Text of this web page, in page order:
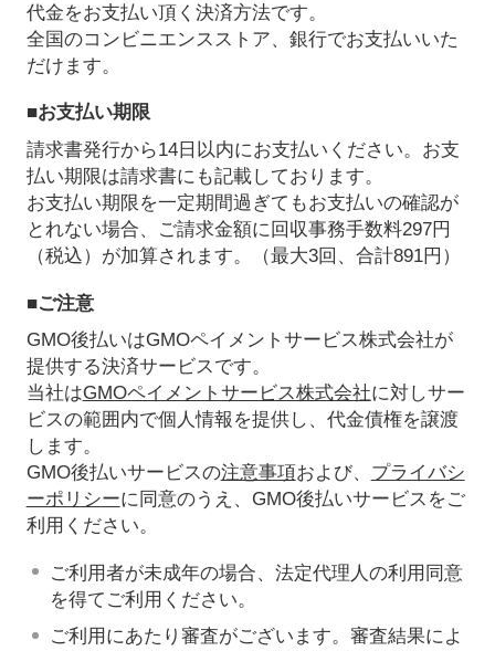
代金をお支払い頂く決済方法です。
全国のコンビニエンスストア、銀行でお支払いいた
だけます。
■お支払い期限
請求書発行から14日以内にお支払いください。お支
払い期限は請求書にも記載しております。
お支払い期限を一定期間過ぎてもお支払いの確認が
とれない場合、ご請求金額に回収事務手数料297円
（税込）が加算されます。（最大3回、合計891円）
■ご注意
GMO後払いはGMOペイメントサービス株式会社が
提供する決済サービスです。
当社はGMOペイメントサービス株式会社に対しサー
ビスの範囲内で個人情報を提供し、代金債権を譲渡
します。
GMO後払いサービスの注意事項および、 プライバシ
ーポリシーに同意のうえ、GMO後払いサービスをご
利用ください。
ご利用者が未成年の場合、法定代理人の利用同意
を得てご利用ください。
ご利用にあたり審査がございます。審査結果によ